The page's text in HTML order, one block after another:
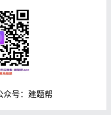
众号：建题帮